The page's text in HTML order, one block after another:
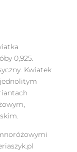
0,925.
Kwiatek